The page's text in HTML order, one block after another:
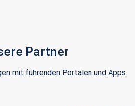
Partner
mit führenden Portalen und Apps.